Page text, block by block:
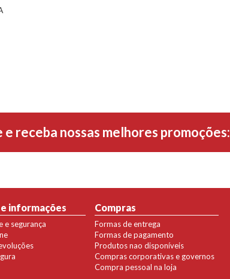
receba nossas melhores promoções:
informações
e segurança
Compras
Formas de entrega
Formas de pagamento
Produtos nao disponíveis
Compras corporativas e governos
Compra pessoal na loja